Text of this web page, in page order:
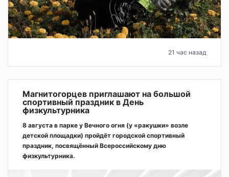
21 час назад
Магнитогорцев приглашают на большой
спортивный праздник в День
физкультурника
8 августа в парке у Вечного огня (у «ракушки» возле
детской площадки) пройдёт городской спортивный
праздник, посвящённый Всероссийскому дню
физкультурника.